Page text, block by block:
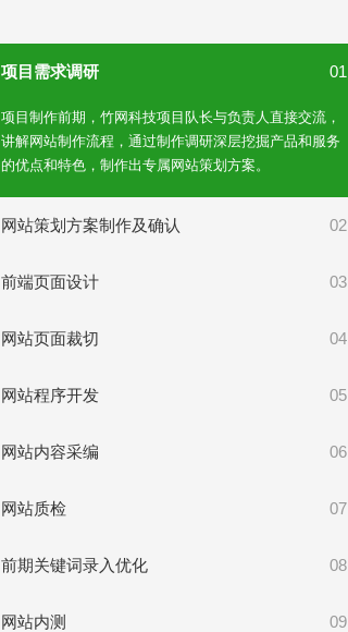
项目需求调研 01
项目制作前期，竹网科技项目队长与负责人直接交流，
讲解网站制作流程，通过制作调研深层挖掘产品和服务
的优点和特色，制作出专属网站策划方案。
网站策划方案制作及确认 02
前端页面设计 03
网站页面裁切 04
网站程序开发 05
网站内容采编 06
网站质检 07
前期关键词录入优化 08
网站内测 09